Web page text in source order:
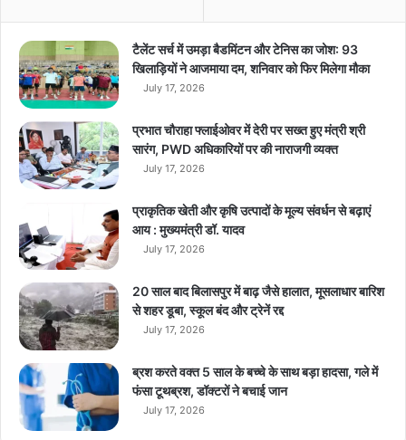
रें
ऑ
न
ला
इ
ली
क
…
टैलेंट सर्च में उमड़ा बैडमिंटन और टेनिस का जोश: 93
खिलाड़ियों ने आजमाया दम, शनिवार को फिर मिलेगा मौका
July 17, 2026
प्रभात चौराहा फ्लाईओवर में देरी पर सख्त हुए मंत्री श्री
सारंग, PWD अधिकारियों पर की नाराजगी व्यक्त
July 17, 2026
प्राकृतिक खेती और कृषि उत्पादों के मूल्य संवर्धन से बढ़ाएं
आय : मुख्यमंत्री डॉ. यादव
July 17, 2026
20 साल बाद बिलासपुर में बाढ़ जैसे हालात, मूसलाधार बारिश
से शहर डूबा, स्कूल बंद और ट्रेनें रद्द
July 17, 2026
ब्रश करते वक्त 5 साल के बच्चे के साथ बड़ा हादसा, गले में
फंसा टूथब्रश, डॉक्टरों ने बचाई जान
July 17, 2026